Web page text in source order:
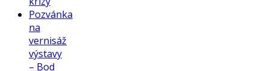
Pozvánka
na
vernisáž
výstavy
– Bod